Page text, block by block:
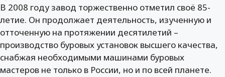
В 2008 году завод торжественно отметил своё 85-
летие. Он продолжает деятельность, изученную и
отточенную на протяжении десятилетий –
производство буровых установок высшего качества,
снабжая необходимыми машинами буровых
мастеров не только в России, но и по всей планете.